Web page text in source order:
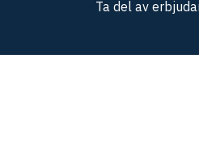
Ta del av